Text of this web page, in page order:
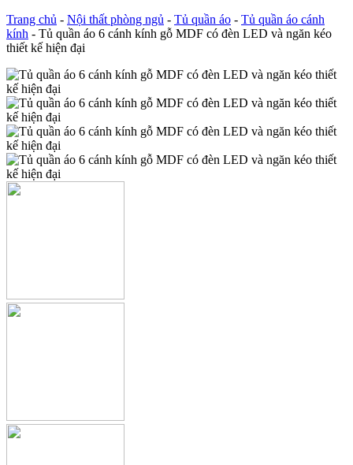
Trang chủ - Nội thất phòng ngủ - Tủ quần áo - Tủ quần áo cánh
kính - Tủ quần áo 6 cánh kính gỗ MDF có đèn LED và ngăn kéo
thiết kế hiện đại